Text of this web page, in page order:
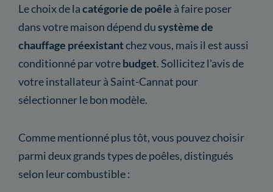
Le choix de lacatégoriede poêle à faire poser
dans votre maison dépend dusystème de
chauffage préexistantchez vous, mais il est aussi
conditionné par votrebudget. Sollicitez l'avis de
votre installateur à Saint-Cannat pour
sélectionner le bon modèle.
Comme mentionné plus tôt, vous pouvez choisir
parmi deux grands types de poêles, distingués
selon leur combustible :